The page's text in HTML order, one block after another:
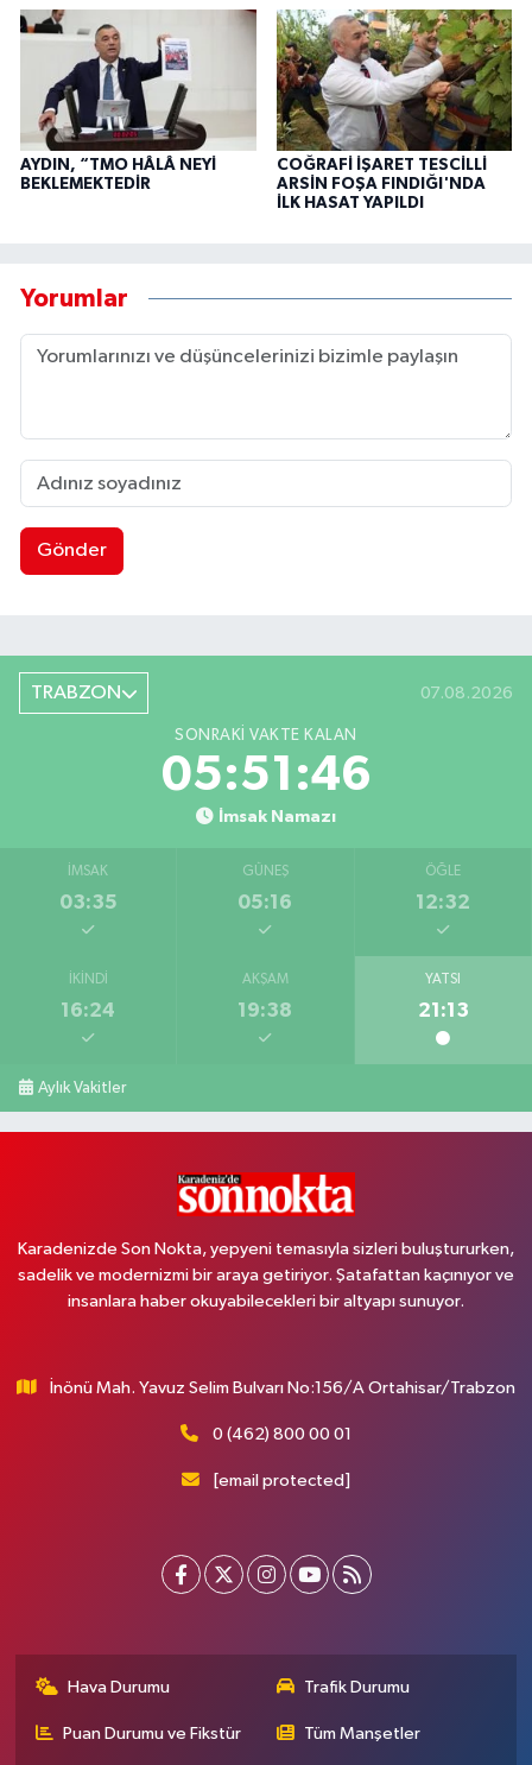
AYDIN, “TMO HÂLÂ NEYİ
BEKLEMEKTEDİR
COĞRAFİ İŞARET TESCİLLİ
ARSİN FOŞA FINDIĞI'NDA
İLK HASAT YAPILDI
Yorumlar
Gönder
TRABZON 07.08.2026
SONRAKI VAKTE KALAN
05:51:46
İmsak Namazı
İMSAK
03:35
GÜNEŞ
05:16
ÖĞLE
12:32
İKINDI
16:24
AKŞAM
19:38
YATSI
21:13
Aylık Vakitler
Karadenizde Son Nokta, yepyeni temasıyla sizleri buluştururken,
sadelik ve modernizmi bir araya getiriyor. Şatafattan kaçınıyor ve
insanlara haber okuyabilecekleri bir altyapı sunuyor.
İnönü Mah. Yavuz Selim Bulvarı No:156/A Ortahisar/Trabzon
0 (462) 800 00 01
[email protected]
Hava Durumu Trafik Durumu
Puan Durumu ve Fikstür Tüm Manşetler